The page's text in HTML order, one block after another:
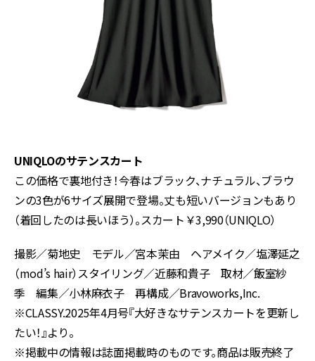
UNIQLOのサテンスカート
この価格で裏地付き！今春はブラック、ナチュラル、ブラウ
ンの3色が6サイズ展開で登場。丈も短いバージョンもあり
（着回したのは長いほう）。スカート￥3,990（UNIQLO）
撮影／菊地史 モデル／宮本茉由 ヘアメイク／塩澤延之
（mod’s hair）スタイリング／近藤和貴子 取材／飯室紗
季 編集／小林麻衣子 再構成／Bravoworks,Inc.
※CLASSY.2025年4月号『大好きなサテンスカートを更新し
たい！』より。
※掲載中の情報は誌面掲載時のものです。商品は販売終了